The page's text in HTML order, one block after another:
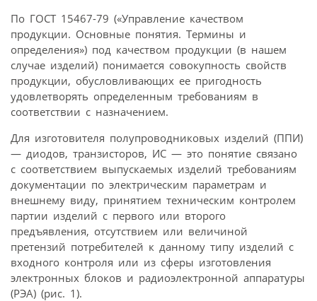
По ГОСТ 15467-79 («Управление качеством
продукции. Основные понятия. Термины и
определения») под качеством продукции (в нашем
случае изделий) понимается совокупность свойств
продукции, обусловливающих ее пригодность
удовлетворять определенным требованиям в
соответствии с назначением.
Для изготовителя полупроводниковых изделий (ППИ)
— диодов, транзисторов, ИС — это понятие связано
с соответствием выпускаемых изделий требованиям
документации по электрическим параметрам и
внешнему виду, принятием техническим контролем
партии изделий с первого или второго
предъявления, отсутствием или величиной
претензий потребителей к данному типу изделий с
входного контроля или из сферы изготовления
электронных блоков и радиоэлектронной аппаратуры
(РЭА) (рис. 1).